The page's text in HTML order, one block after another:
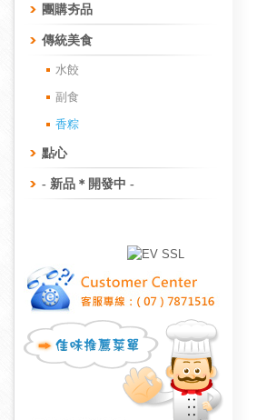
團購夯品
傳統美食
水餃
副食
香粽
點心
- 新品＊開發中 -